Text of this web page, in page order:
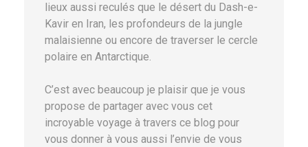
lieux aussi reculés que le désert du Dash-e-
Kavir en Iran, les profondeurs de la jungle
malaisienne ou encore de traverser le cercle
polaire en Antarctique.
C’est avec beaucoup je plaisir que je vous
propose de partager avec vous cet
incroyable voyage à travers ce blog pour
vous donner à vous aussi l’envie de vous